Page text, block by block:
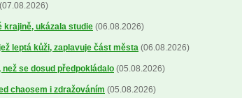
(07.08.2026)
krajině, ukázala studie (06.08.2026)
leptá kůži, zaplavuje část města (06.08.2026)
se dosud předpokládalo (05.08.2026)
chaosem i zdražováním (05.08.2026)